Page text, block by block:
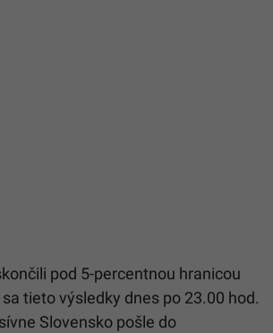
pod 5-percentnou hranicou
tieto výsledky dnes po 23.00 hod.
Slovensko pošle do